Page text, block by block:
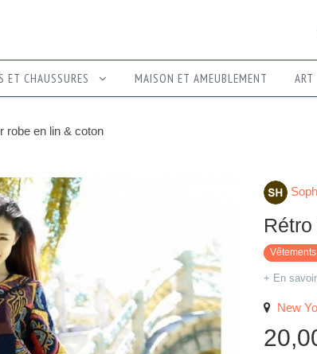
ET CHAUSSURES MAISON ET AMEUBLEMENT ART
robe en lin & coton
+ En
New